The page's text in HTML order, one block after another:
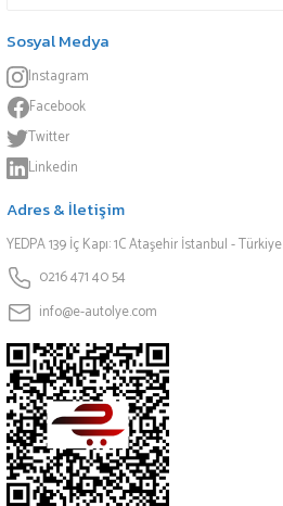
Sosyal Medya
Instagram
Facebook
Twitter
Linkedin
Adres & İletişim
YEDPA 139 İç Kapı: 1C Ataşehir İstanbul - Türkiye
0216 471 40 54
info@e-autolye.com